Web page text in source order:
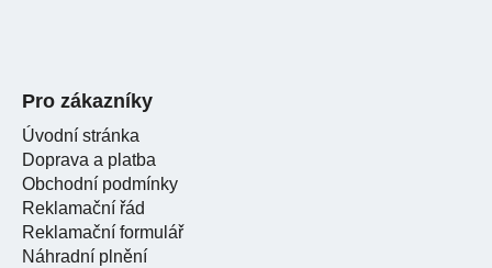
Pro zákazníky
Úvodní stránka
Doprava a platba
Obchodní podmínky
Reklamační řád
Reklamační formulář
Náhradní plnění